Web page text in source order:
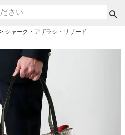
シャーク・アザラシ・リザード